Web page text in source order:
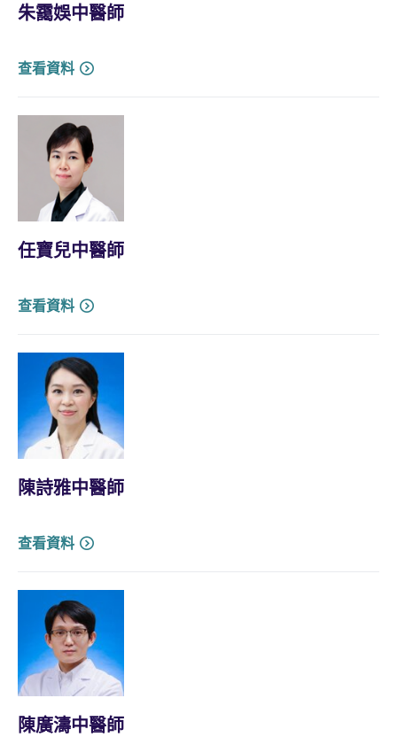
朱靄娛中醫師
查看資料
任寶兒中醫師
查看資料
陳詩雅中醫師
查看資料
陳廣濤中醫師